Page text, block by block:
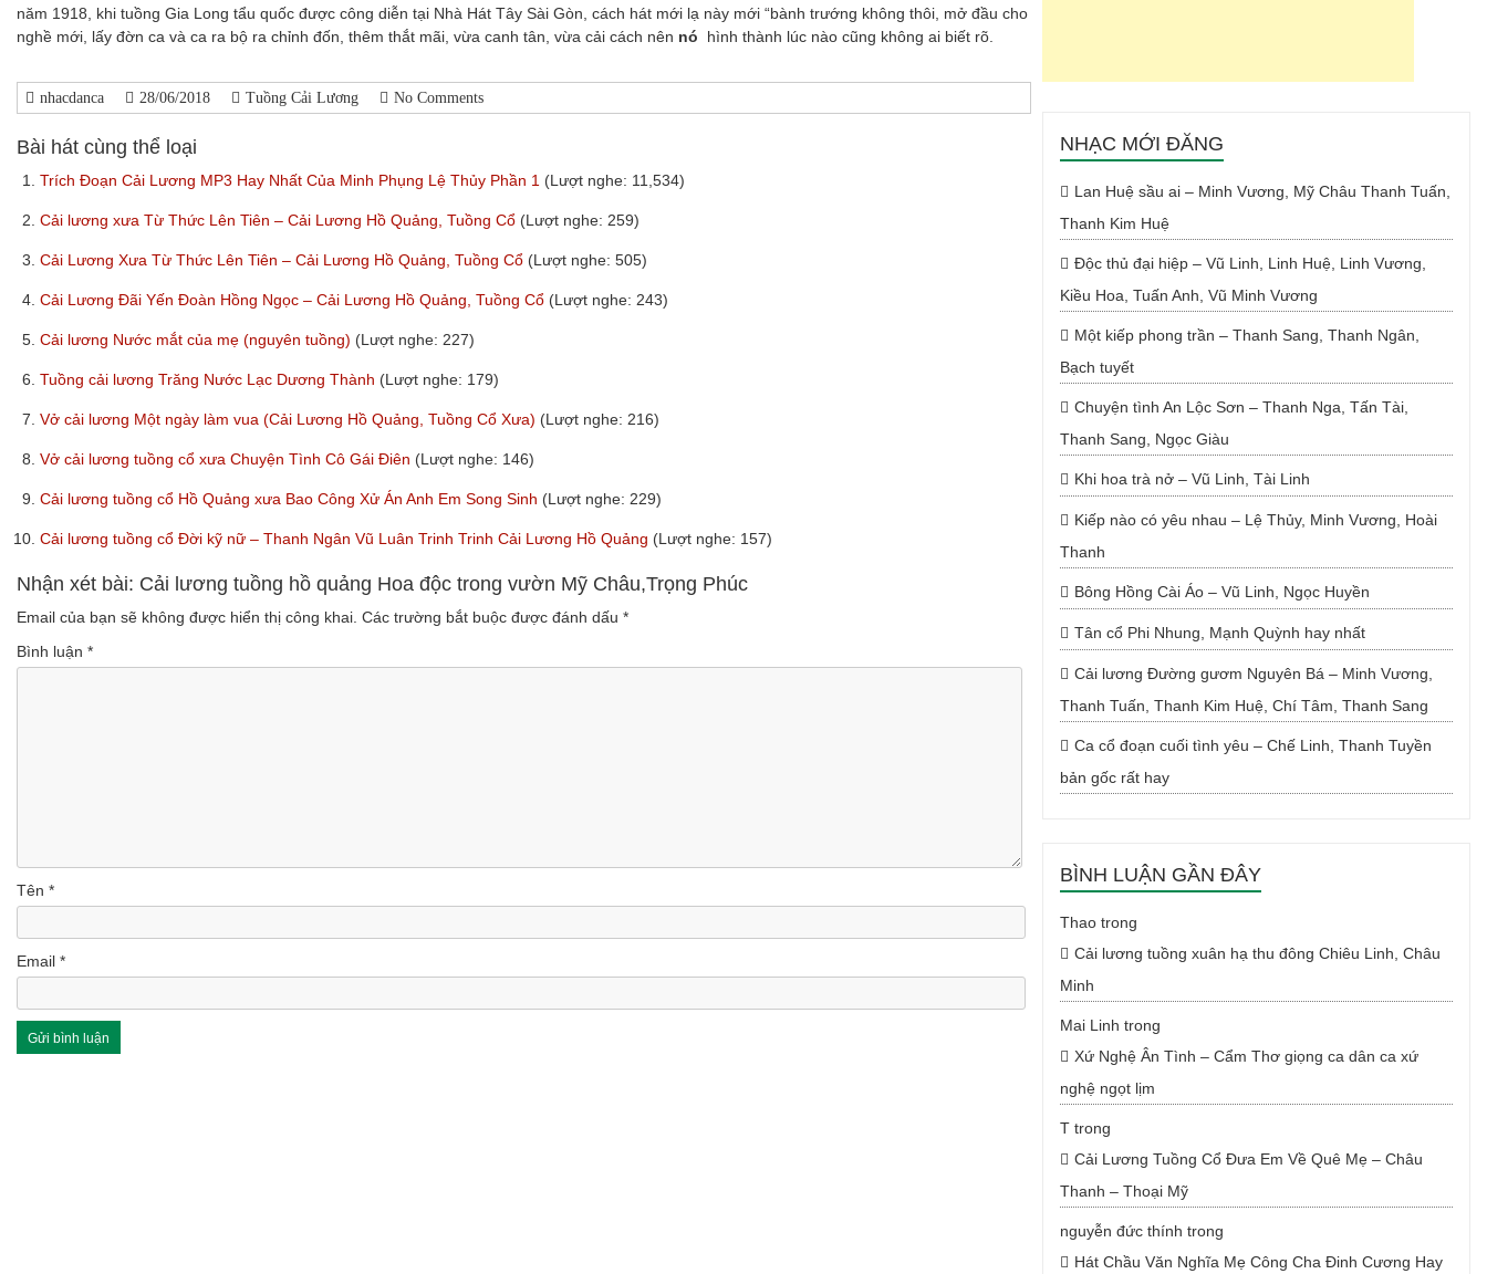
năm 1918, khi tuồng Gia Long tẩu quốc được công diễn tại Nhà Hát Tây Sài Gòn, cách hát mới lạ này mới “bành trướng không thôi, mở đầu cho
nghề mới, lấy đờn ca và ca ra bộ ra chỉnh đốn, thêm thắt mãi, vừa canh tân, vừa cải cách nên nó hình thành lúc nào cũng không ai biết rõ.
nhacdanca 28/06/2018 Tuồng Cải Lương No Comments
Bài hát cùng thể loại
1. Trích Đoạn Cải Lương MP3 Hay Nhất Của Minh Phụng Lệ Thủy Phần 1 (Lượt nghe: 11,534)
2. Cải lương xưa Từ Thức Lên Tiên – Cải Lương Hồ Quảng, Tuồng Cổ (Lượt nghe: 259)
3. Cải Lương Xưa Từ Thức Lên Tiên – Cải Lương Hồ Quảng, Tuồng Cổ (Lượt nghe: 505)
4. Cải Lương Đãi Yến Đoàn Hồng Ngọc – Cải Lương Hồ Quảng, Tuồng Cổ (Lượt nghe: 243)
5. Cải lương Nước mắt của mẹ (nguyên tuồng) (Lượt nghe: 227)
6. Tuồng cải lương Trăng Nước Lạc Dương Thành (Lượt nghe: 179)
7. Vở cải lương Một ngày làm vua (Cải Lương Hồ Quảng, Tuồng Cổ Xưa) (Lượt nghe: 216)
8. Vở cải lương tuồng cổ xưa Chuyện Tình Cô Gái Điên (Lượt nghe: 146)
9. Cải lương tuồng cổ Hồ Quảng xưa Bao Công Xử Án Anh Em Song Sinh (Lượt nghe: 229)
10. Cải lương tuồng cổ Đời kỹ nữ – Thanh Ngân Vũ Luân Trinh Trinh Cải Lương Hồ Quảng (Lượt nghe: 157)
Nhận xét bài: Cải lương tuồng hồ quảng Hoa độc trong vườn Mỹ Châu,Trọng Phúc
Email của bạn sẽ không được hiển thị công khai. Các trường bắt buộc được đánh dấu *
Bình luận *
Tên *
Email *
NHẠC MỚI ĐĂNG
Lan Huệ sầu ai – Minh Vương, Mỹ Châu Thanh Tuấn,
Thanh Kim Huệ
Độc thủ đại hiệp – Vũ Linh, Linh Huệ, Linh Vương,
Kiều Hoa, Tuấn Anh, Vũ Minh Vương
Một kiếp phong trần – Thanh Sang, Thanh Ngân,
Bạch tuyết
Chuyện tình An Lộc Sơn – Thanh Nga, Tấn Tài,
Thanh Sang, Ngọc Giàu
Khi hoa trà nở – Vũ Linh, Tài Linh
Kiếp nào có yêu nhau – Lệ Thủy, Minh Vương, Hoài
Thanh
Bông Hồng Cài Áo – Vũ Linh, Ngọc Huyền
Tân cổ Phi Nhung, Mạnh Quỳnh hay nhất
Cải lương Đường gươm Nguyên Bá – Minh Vương,
Thanh Tuấn, Thanh Kim Huệ, Chí Tâm, Thanh Sang
Ca cổ đoạn cuối tình yêu – Chế Linh, Thanh Tuyền
bản gốc rất hay
BÌNH LUẬN GẦN ĐÂY
Thaotrong
Cải lương tuồng xuân hạ thu đông Chiêu Linh, Châu
Minh
Mai Linh trong
Xứ Nghệ Ân Tình – Cẩm Thơ giọng ca dân ca xứ
nghệ ngọt lịm
Ttrong
Cải Lương Tuồng Cổ Đưa Em Về Quê Mẹ – Châu
Thanh – Thoại Mỹ
nguyễn đức thính trong
Hát Chầu Văn Nghĩa Mẹ Công Cha Đinh Cương Hay